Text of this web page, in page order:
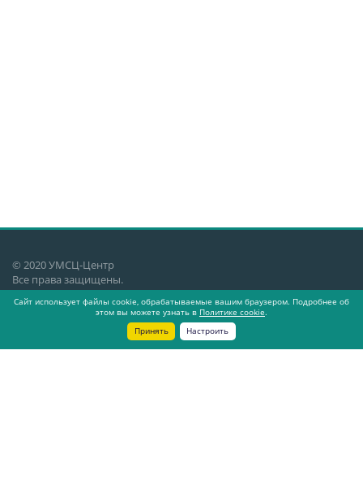
© 2020 УМСЦ-Центр
Все права защищены.
Екатеринбург, ул. Генеральская 3,
Сайт использует файлы cookie, обрабатываемые вашим браузером. Подробнее об
этом вы можете узнать в Политике cookie.
Принять
Настроить